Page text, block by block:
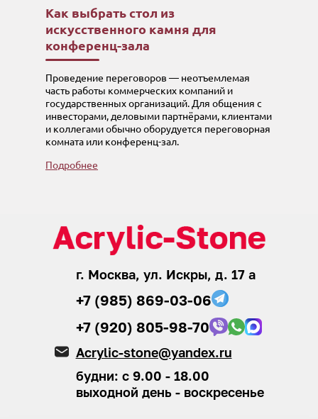
Как выбрать стол из
искусственного камня для
конференц-зала
Проведение переговоров — неотъемлемая
часть работы коммерческих компаний и
государственных организаций. Для общения с
инвесторами, деловыми партнёрами, клиентами
и коллегами обычно оборудуется переговорная
комната или конференц-зал.
Подробнее
г. Москва, ул. Искры, д. 17 а
+7 (985) 869-03-06
+7 (920) 805-98-70
Acrylic-stone@yandex.ru
будни: с 9.00 - 18.00
выходной день - воскресенье